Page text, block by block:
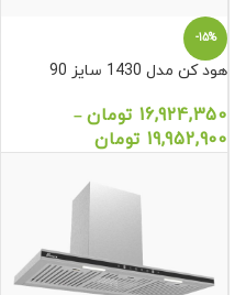
-15%
هود کن مدل 1430 سایز 90
16,924,350 تومان –
19,952,900 تومان